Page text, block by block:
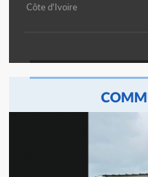
Côte d'Ivoire